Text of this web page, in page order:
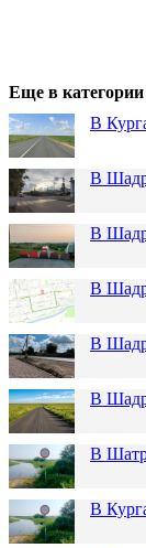
Еще в
В
В
В
В
В
В
В
В